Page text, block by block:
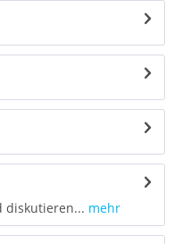
diskutieren... mehr